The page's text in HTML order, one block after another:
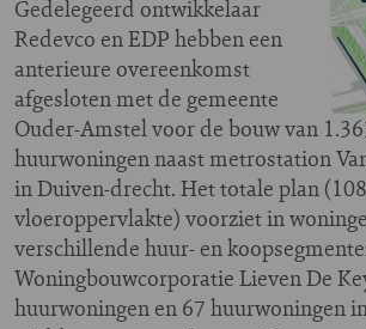
Gedelegeerd ontwikkelaar
Redevco en EDP hebben een
anterieure overeenkomst
afgesloten met de gemeente
Ouder-Amstel voor de bouw van
huurwoningen naast metrostation
in Duiven-drecht. Het totale plan
vloeroppervlakte) voorziet in
verschillende huur- en
Woningbouwcorporatie Lieven De
huurwoningen en 67 huurwoningen